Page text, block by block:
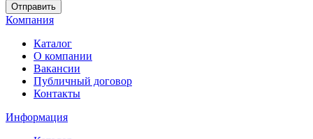
Отправить
Компания
Каталог
О компании
Вакансии
Публичный договор
Контакты
Информация